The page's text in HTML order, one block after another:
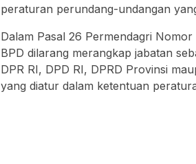
peraturan perundang-undangan
Dalam Pasal 26 Permendagri
BPD dilarang merangkap jabatan
DPR RI, DPD RI, DPRD Provinsi
yang diatur dalam ketentuan